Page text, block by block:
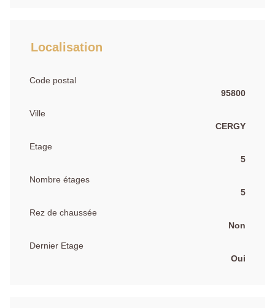
Localisation
Code postal
95800
Ville
CERGY
Etage
5
Nombre étages
5
Rez de chaussée
Non
Dernier Etage
Oui